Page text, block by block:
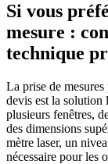
Si vous
mesure :
technique
La prise de
devis est la solution
plusieurs fenêtres,
des dimensions
mètre laser, un
nécessaire pour les